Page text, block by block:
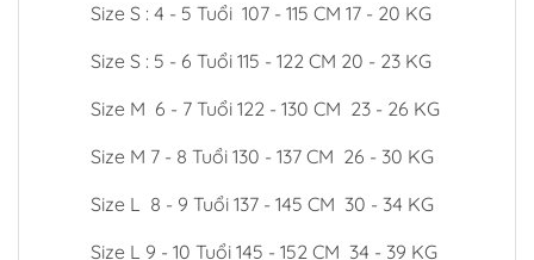
Size S : 4 - 5 Tuổi 107 - 115 CM 17 - 20 KG
Size S : 5 - 6 Tuổi 115 - 122 CM 20 - 23 KG
Size M 6 - 7 Tuổi 122 - 130 CM 23 - 26 KG
Size M 7 - 8 Tuổi 130 - 137 CM 26 - 30 KG
Size L 8 - 9 Tuổi 137 - 145 CM 30 - 34 KG
Size L 9 - 10 Tuổi 145 - 152 CM 34 - 39 KG